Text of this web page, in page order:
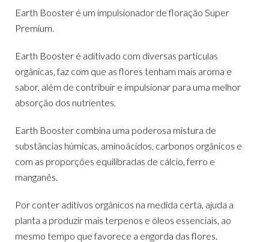
Earth Booster é um impulsionador de floração Super
Premium.
Earth Booster é aditivado com diversas particulas
orgânicas, faz com que as flores tenham mais aroma e
sabor, além de contribuir e impulsionar para uma melhor
absorção dos nutrientes.
Earth Booster combina uma poderosa mistura de
substâncias húmicas, aminoácidos, carbonos orgânicos e
com as proporções equilibradas de cálcio, ferro e
manganês.
Por conter aditivos orgânicos na medida certa, ajuda a
planta a produzir mais terpenos e óleos essenciais, ao
mesmo tempo que favorece a engorda das flores.